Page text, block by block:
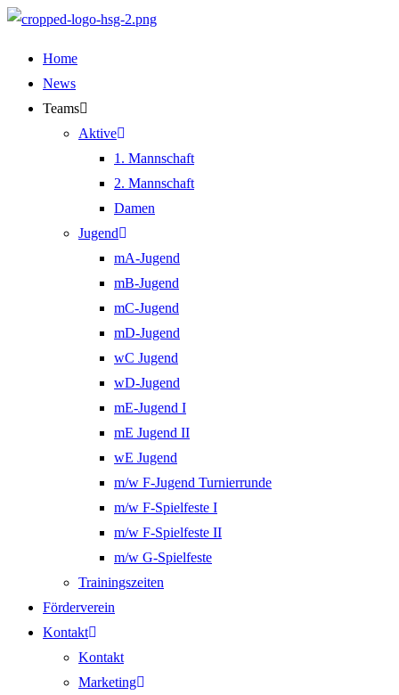
Zum
springen
Home
News
Teams
Aktive
1. Mannschaft
2. Mannschaft
Damen
Jugend
mA-Jugend
mB-Jugend
mC-Jugend
mD-Jugend
wC Jugend
wD-Jugend
mE-Jugend I
mE Jugend II
wE Jugend
m/w F-Jugend Turnierrunde
m/w F-Spielfeste I
m/w F-Spielfeste II
m/w G-Spielfeste
Trainingszeiten
Förderverein
Kontakt
Kontakt
Marketing